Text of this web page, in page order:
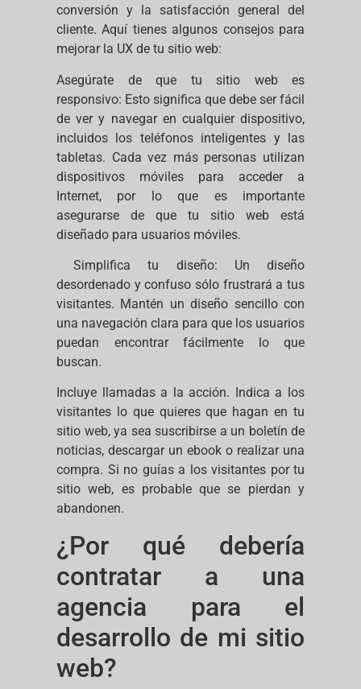
conversión y la satisfacción general del
cliente. Aquí tienes algunos consejos para
mejorar la UX de tu sitio web:
Asegúrate de que tu sitio web es
responsivo: Esto significa que debe ser fácil
de ver y navegar en cualquier dispositivo,
incluidos los teléfonos inteligentes y las
tabletas. Cada vez más personas utilizan
dispositivos móviles para acceder a
Internet, por lo que es importante
asegurarse de que tu sitio web está
diseñado para usuarios móviles.
Simplifica tu diseño: Un diseño
desordenado y confuso sólo frustrará a tus
visitantes. Mantén un diseño sencillo con
una navegación clara para que los usuarios
puedan encontrar fácilmente lo que
buscan.
Incluye llamadas a la acción. Indica a los
visitantes lo que quieres que hagan en tu
sitio web, ya sea suscribirse a un boletín de
noticias, descargar un ebook o realizar una
compra. Si no guías a los visitantes por tu
sitio web, es probable que se pierdan y
abandonen.
¿Por qué debería
contratar a una
agencia para el
desarrollo de mi sitio
web?